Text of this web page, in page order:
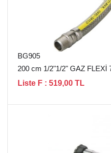
BG905
200 cm 1/2"1/2" GAZ FLEXİ
Liste F : 519,00 TL